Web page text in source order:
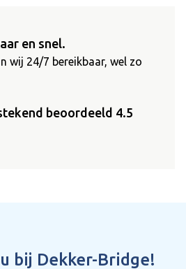
en snel.
wij 24/7 bereikbaar, wel zo
beoordeeld 4.5
bij Dekker-Bridge!